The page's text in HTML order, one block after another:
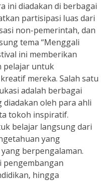
ini diadakan di berbagai
partisipasi luas dari
non-pemerintah, dan
tema “Menggali
ini memberikan
pelajar untuk
mereka. Salah satu
adalah berbagai
oleh para ahli
tokoh inspiratif.
belajar langsung dari
yang
berpengalaman.
pengembangan
hingga